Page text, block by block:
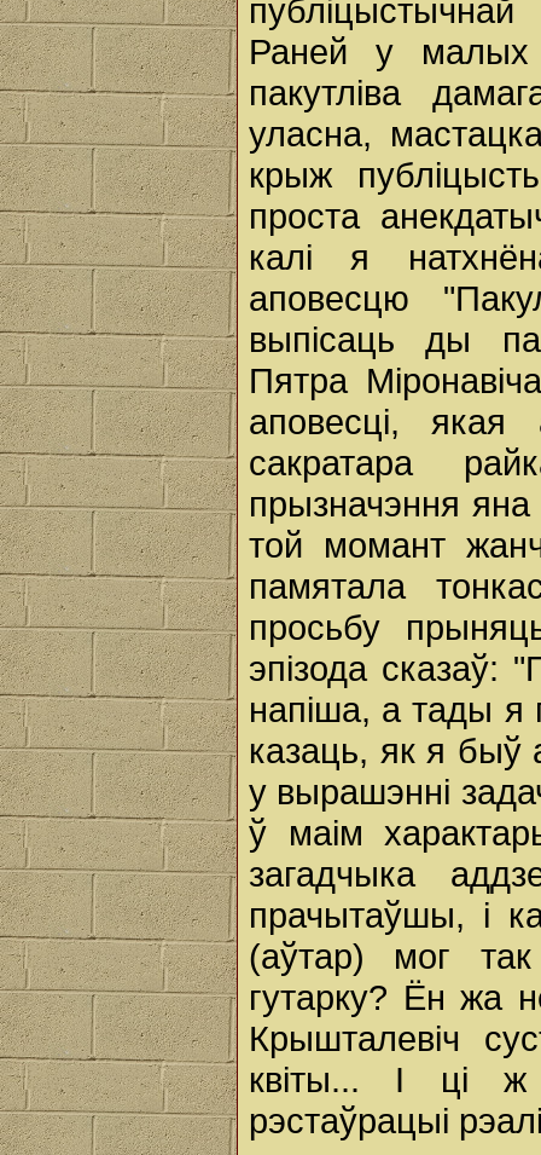
Раней у малых
пакутліва
уласна,
крыж
проста
калі я
аповесцю
выпісаць ды
Пятра
аповесці,
сакратара
прызначэння
той момант
памятала
просьбу
эпізода сказаў:
напіша, а тады я
казаць, як я быў
у вырашэнні
ў маім
загадчыка
прачытаўшы, і
(аўтар) мог
гутарку? Ён жа
Крышталевіч
квіты... І ці ж
рэстаўрацыі